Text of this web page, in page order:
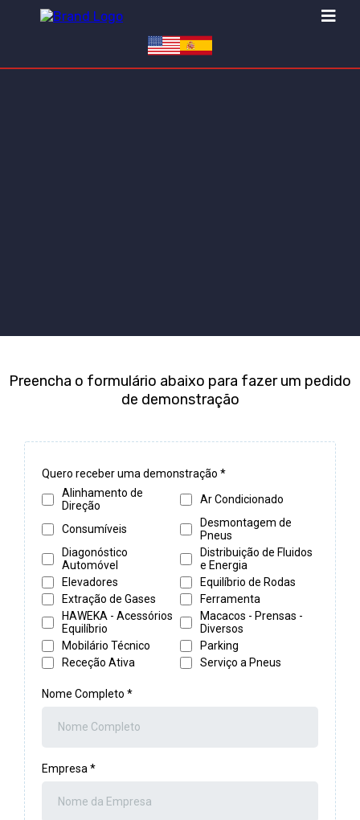
Preencha o formulário abaixo para fazer um pedido
de demonstração
Quero receber uma demonstração *
Alinhamento de
Direção
Ar Condicionado
Consumíveis
Desmontagem de
Pneus
Diagonóstico
Automóvel
Distribuição de Fluidos
e Energia
Elevadores
Equilíbrio de Rodas
Extração de Gases
Ferramenta
HAWEKA - Acessórios
Equilíbrio
Macacos - Prensas -
Diversos
Mobilário Técnico
Parking
Receção Ativa
Serviço a Pneus
Nome Completo *
Empresa*